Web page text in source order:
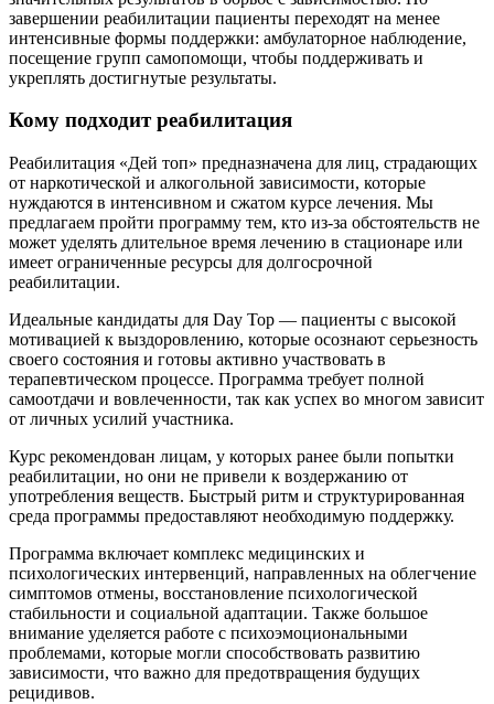
завершении реабилитации пациенты переходят на менее
интенсивные формы поддержки: амбулаторное наблюдение,
посещение групп самопомощи, чтобы поддерживать и
укреплять достигнутые результаты.
Кому подходит реабилитация
Реабилитация «Дей топ» предназначена для лиц, страдающих
от наркотической и алкогольной зависимости, которые
нуждаются в интенсивном и сжатом курсе лечения. Мы
предлагаем пройти программу тем, кто из-за обстоятельств не
может уделять длительное время лечению в стационаре или
имеет ограниченные ресурсы для долгосрочной
реабилитации.
Идеальные кандидаты для Day Top — пациенты с высокой
мотивацией к выздоровлению, которые осознают серьезность
своего состояния и готовы активно участвовать в
терапевтическом процессе. Программа требует полной
самоотдачи и вовлеченности, так как успех во многом зависит
от личных усилий участника.
Курс рекомендован лицам, у которых ранее были попытки
реабилитации, но они не привели к воздержанию от
употребления веществ. Быстрый ритм и структурированная
среда программы предоставляют необходимую поддержку.
Программа включает комплекс медицинских и
психологических интервенций, направленных на облегчение
симптомов отмены, восстановление психологической
стабильности и социальной адаптации. Также большое
внимание уделяется работе с психоэмоциональными
проблемами, которые могли способствовать развитию
зависимости, что важно для предотвращения будущих
рецидивов.